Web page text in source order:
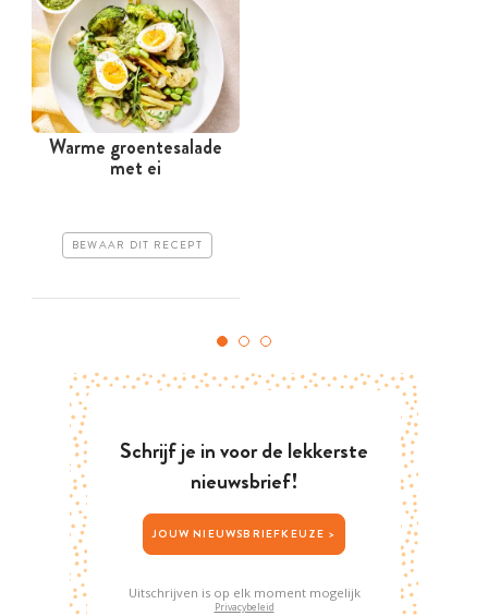
Warme groentesalade
met ei
BEWAAR DIT RECEPT
Schrijf je in voor de lekkerste
nieuwsbrief!
JOUW NIEUWSBRIEFKEUZE >
Uitschrijven is op elk moment mogelijk
Privacybeleid